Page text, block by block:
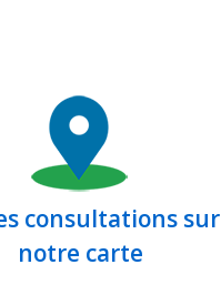
consultations sur
notre carte